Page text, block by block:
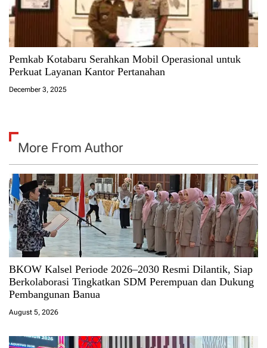
Pemkab Kotabaru Serahkan Mobil Operasional untuk
Perkuat Layanan Kantor Pertanahan
December 3, 2025
More From Author
BKOW Kalsel Periode 2026–2030 Resmi Dilantik, Siap
Berkolaborasi Tingkatkan SDM Perempuan dan Dukung
Pembangunan Banua
August 5, 2026